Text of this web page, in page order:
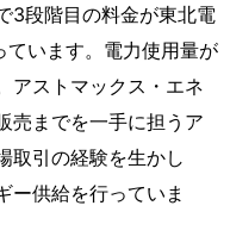
3段階目の料金が東北電
います。電力使用量が
アストマックス・エネ
売までを一手に担うア
取引の経験を生かし
ー供給を行っていま